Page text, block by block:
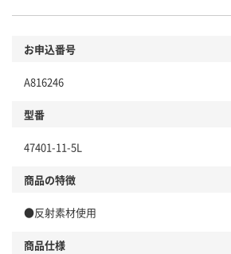
お申込番号
A816246
型番
47401-11-5L
商品の特徴
●反射素材使用
商品仕様